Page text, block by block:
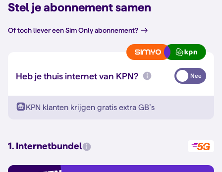
Stel je abonnement samen
Of toch liever een Sim Only abonnement?
Heb je thuis internet van KPN? Nee
KPN klanten krijgen gratis extra GB’s
1. Internetbundel